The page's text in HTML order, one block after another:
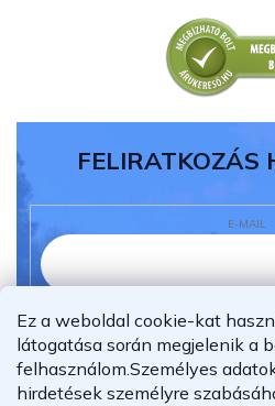
Ez a weboldal cookie-kat
látogatása során megjelenik a
felhasználom.Személyes
hirdetések személyre
FELIRATKOZÁS
E-MAIL
Elolvastam és
Feliratkozás